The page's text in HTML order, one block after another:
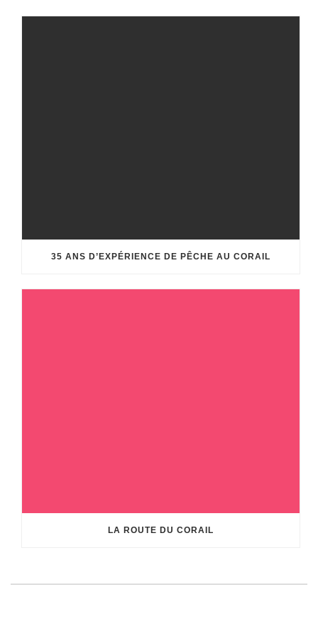
35 ANS D’EXPÉRIENCE DE PÊCHE AU CORAIL
LA ROUTE DU CORAIL